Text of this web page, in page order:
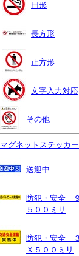
円形
長方形
正方形
文字入力対応
その他
マグネットステッカー
送迎中
防犯・安全
５００ミリ
防犯・安全
Ｘ５００ミリ